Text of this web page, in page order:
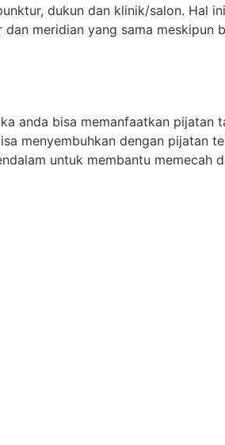
dukun dan klinik/salon. Hal
meridian yang sama meskipun
anda bisa memanfaatkan
menyembuhkan dengan pijatan
untuk membantu